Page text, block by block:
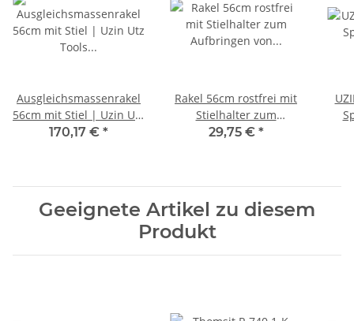
Ausgleichsmassenrakel
56cm mit Stiel | Uzin Utz
Tools (ehemals Wolff)
170,17 € *
Rakel 56cm rostfrei mit
Stielhalter zum
Aufbringen von
29,75 € *
Geeignete Artikel zu diesem
Produkt